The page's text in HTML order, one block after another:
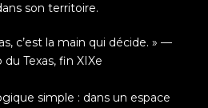
son territoire.
c’est la main qui décide. » —
Texas, fin XIXe
simple : dans un espace